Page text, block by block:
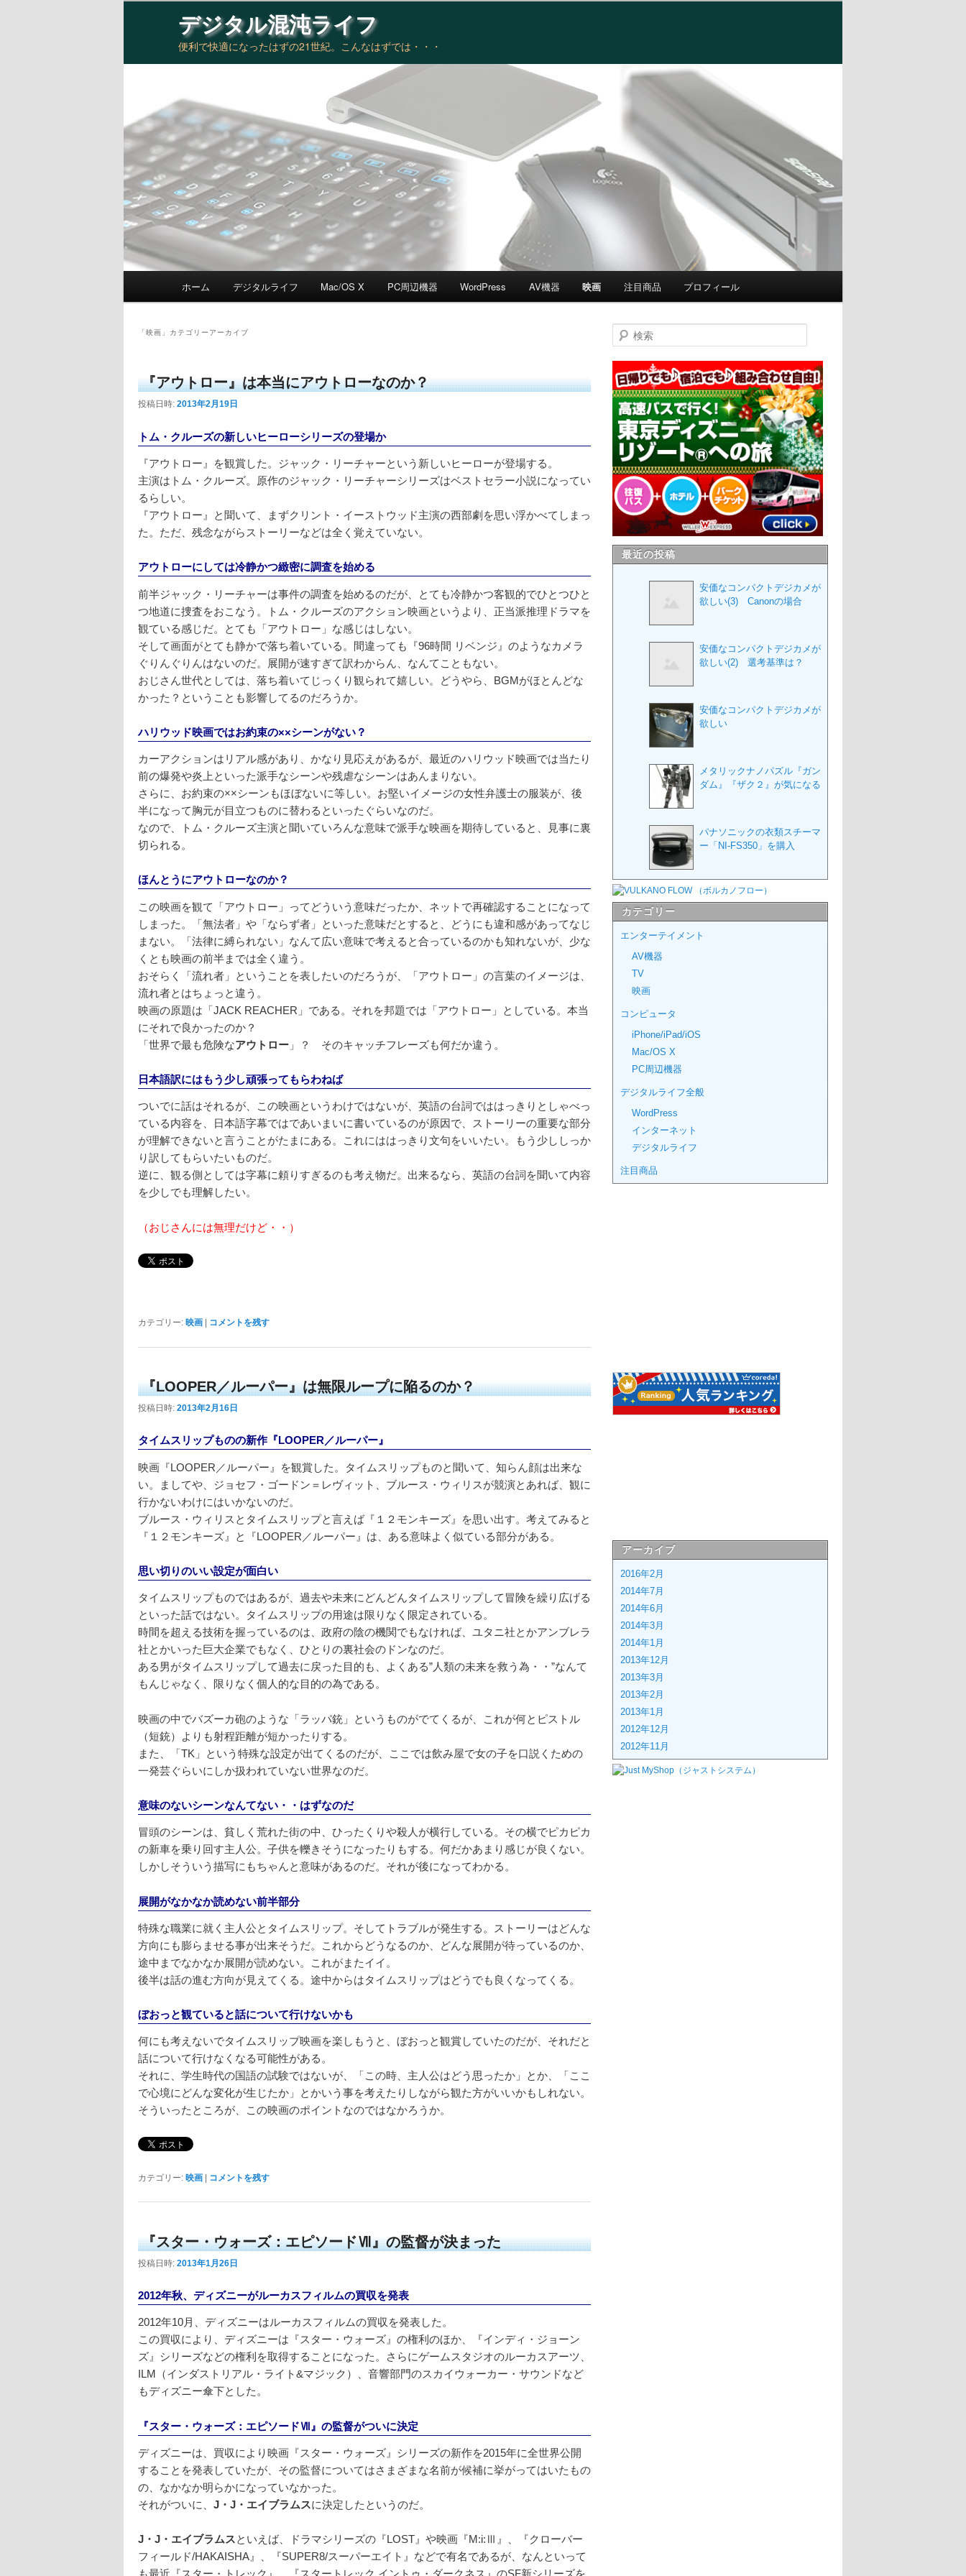
デジタル混沌ライフ
便利で快適になったはずの21世紀。こんなはずでは・・・
メインコンテンツへ移動
サブコンテンツへ移動
ホーム デジタルライフ Mac/OS X PC周辺機器 WordPress AV機器 映画 注目商品 プロフィール
「 映画 」カテゴリーアーカイブ
『アウトロー』は本当にアウトローなのか？
投稿日時: 2013年2月19日
トム・クルーズの新しいヒーローシリーズの登場か
『アウトロー』を観賞した。ジャック・リーチャーという新しいヒーローが登場する。
主演はトム・クルーズ。原作のジャック・リーチャーシリーズはベストセラー小説になってい
るらしい。
『アウトロー』と聞いて、まずクリント・イーストウッド主演の西部劇を思い浮かべてしまっ
た。ただ、残念ながらストーリーなどは全く覚えていない。
アウトローにしては冷静かつ緻密に調査を始める
前半ジャック・リーチャーは事件の調査を始めるのだが、とても冷静かつ客観的でひとつひと
つ地道に捜査をおこなう。トム・クルーズのアクション映画というより、正当派推理ドラマを
観ている感じだ。とても「アウトロー」な感じはしない。
そして画面がとても静かで落ち着いている。間違っても『96時間 リベンジ』のようなカメラ
ぐりんぐりんはないのだ。展開が速すぎて訳わからん、なんてこともない。
おじさん世代としては、落ち着いてじっくり観られて嬉しい。どうやら、BGMがほとんどな
かった？ということも影響してるのだろうか。
ハリウッド映画ではお約束の××シーンがない？
カーアクションはリアル感があり、かなり見応えがあるが、最近のハリウッド映画では当たり
前の爆発や炎上といった派手なシーンや残虐なシーンはあんまりない。
さらに、お約束の××シーンもほぼないに等しい。お堅いイメージの女性弁護士の服装が、後
半になって胸元が目立つものに替わるといったぐらいなのだ。
なので、トム・クルーズ主演と聞いていろんな意味で派手な映画を期待していると、見事に裏
切られる。
ほんとうにアウトローなのか？
この映画を観て「アウトロー」ってどういう意味だったか、ネットで再確認することになって
しまった。「無法者」や「ならず者」といった意味だとすると、どうにも違和感があってなじ
まない。「法律に縛られない」なんて広い意味で考えると合っているのかも知れないが、少な
くとも映画の前半までは全く違う。
おそらく「流れ者」ということを表したいのだろうが、「アウトロー」の言葉のイメージは、
流れ者とはちょっと違う。
映画の原題は「JACK REACHER」である。それを邦題では「アウトロー」としている。本当
にそれで良かったのか？
「世界で最も危険なアウトロー 」？ そのキャッチフレーズも何だか違う。
日本語訳にはもう少し頑張ってもらわねば
ついでに話はそれるが、この映画というわけではないが、英語の台詞でははっきりとしゃべっ
ている内容を、日本語字幕ではであいまいに書いているのが原因で、ストーリーの重要な部分
が理解できないと言うことがたまにある。これにははっきり文句をいいたい。もう少ししっか
り訳してもらいたいものだ。
逆に、観る側としては字幕に頼りすぎるのも考え物だ。出来るなら、英語の台詞を聞いて内容
を少しでも理解したい。
（おじさんには無理だけど・・）
カテゴリー: 映画 コメントを残す
『LOOPER／ルーパー』は無限ループに陥るのか？
投稿日時: 2013年2月16日
タイムスリップものの新作『LOOPER／ルーパー』
映画『LOOPER／ルーパー』を観賞した。タイムスリップものと聞いて、知らん顔は出来な
い。ましてや、ジョセフ・ゴードン＝レヴィット、ブルース・ウィリスが競演とあれば、観に
行かないわけにはいかないのだ。
ブルース・ウィリスとタイムスリップと言えば『１２モンキーズ』を思い出す。考えてみると
『１２モンキーズ』と『LOOPER／ルーパー』は、ある意味よく似ている部分がある。
思い切りのいい設定が面白い
タイムスリップものではあるが、過去や未来にどんどんタイムスリップして冒険を繰り広げる
といった話ではない。タイムスリップの用途は限りなく限定されている。
時間を超える技術を握っているのは、政府の陰の機関でもなければ、ユタニ社とかアンブレラ
社とかいった巨大企業でもなく、ひとりの裏社会のドンなのだ。
ある男がタイムスリップして過去に戻った目的も、よくある”人類の未来を救う為・・”なんて
もんじゃなく、限りなく個人的な目的の為である。
映画の中でバズーカ砲のような「ラッパ銃」というものがでてくるが、これが何とピストル
（短銃）よりも射程距離が短かったりする。
また、「TK」という特殊な設定が出てくるのだが、ここでは飲み屋で女の子を口説くための
一発芸ぐらいにしか扱われていない世界なのだ。
意味のないシーンなんてない・・はずなのだ
冒頭のシーンは、貧しく荒れた街の中、ひったくりや殺人が横行している。その横でピカピカ
の新車を乗り回す主人公。子供を轢きそうになったりもする。何だかあまり感じが良くない。
しかしそういう描写にもちゃんと意味があるのだ。それが後になってわかる。
展開がなかなか読めない前半部分
特殊な職業に就く主人公とタイムスリップ。そしてトラブルが発生する。ストーリーはどんな
方向にも膨らませる事が出来そうだ。これからどうなるのか、どんな展開が待っているのか、
途中までなかなか展開が読めない。これがまたイイ。
後半は話の進む方向が見えてくる。途中からはタイムスリップはどうでも良くなってくる。
ぼおっと観ていると話について行けないかも
何にも考えないでタイムスリップ映画を楽しもうと、ぼおっと観賞していたのだが、それだと
話について行けなくなる可能性がある。
それに、学生時代の国語の試験ではないが、「この時、主人公はどう思ったか」とか、「ここ
で心境にどんな変化が生じたか」とかいう事を考えたりしながら観た方がいいかもしれない。
そういったところが、この映画のポイントなのではなかろうか。
カテゴリー: 映画 コメントを残す
『スター・ウォーズ：エピソードⅦ』の監督が決まった
投稿日時: 2013年1月26日
2012年秋、ディズニーがルーカスフィルムの買収を発表
2012年10月、ディズニーはルーカスフィルムの買収を発表した。
この買収により、ディズニーは『スター・ウォーズ』の権利のほか、『インディ・ジョーン
ズ』シリーズなどの権利を取得することになった。さらにゲームスタジオのルーカスアーツ、
ILM（インダストリアル・ライト&マジック）、音響部門のスカイウォーカー・サウンドなど
もディズニー傘下とした。
『スター・ウォーズ：エピソードⅦ』の監督がついに決定
ディズニーは、買収により映画『スター・ウォーズ』シリーズの新作を2015年に全世界公開
することを発表していたが、その監督についてはさまざまな名前が候補に挙がってはいたもの
の、なかなか明らかになっていなかった。
それがついに、 J・J・エイブラムスに決定したというのだ。
J・J・エイブラムスといえば、ドラマシリーズの『LOST』や映画『M:i:Ⅲ』、『クローバー
フィールド/HAKAISHA』、『SUPER8/スーパーエイト』などで有名であるが、なんといって
検索
最近の投稿
安価なコンパクトデジカメが
欲しい(3) Canonの場合
安価なコンパクトデジカメが
欲しい(2) 選考基準は？
安価なコンパクトデジカメが
欲しい
メタリックナノパズル『ガン
ダム』『ザク２』が気になる
パナソニックの衣類スチーマ
ー「NI-FS350」を購入
カテゴリー
エンターテイメント
AV機器
TV
映画
コンピュータ
iPhone/iPad/iOS
Mac/OS X
PC周辺機器
デジタルライフ全般
WordPress
インターネット
デジタルライフ
注目商品
アーカイブ
2016年2月
2014年7月
2014年6月
2014年3月
2014年1月
2013年12月
2013年3月
2013年2月
2013年1月
2012年12月
2012年11月